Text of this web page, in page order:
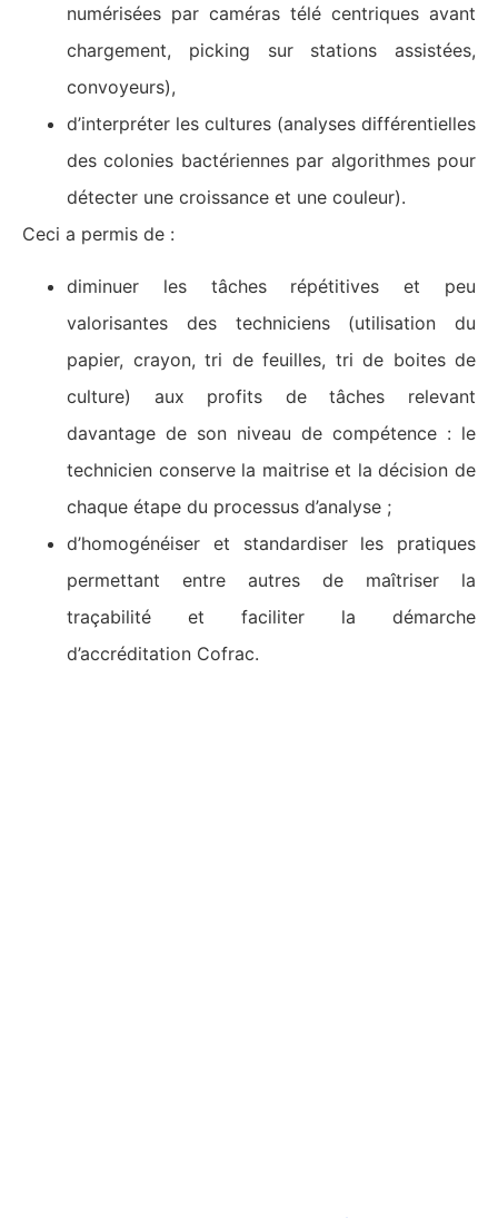
numérisées par caméras télé centriques avant
chargement, picking sur stations assistées,
convoyeurs),
d’interpréter les cultures (analyses différentielles
des colonies bactériennes par algorithmes pour
détecter une croissance et une couleur).
Ceci a permis de :
diminuer les tâches répétitives et peu
valorisantes des techniciens (utilisation du
papier, crayon, tri de feuilles, tri de boites de
culture) aux profits de tâches relevant
davantage de son niveau de compétence : le
technicien conserve la maitrise et la décision de
chaque étape du processus d’analyse ;
d’homogénéiser et standardiser les pratiques
permettant entre autres de maîtriser la
traçabilité et faciliter la démarche
d’accréditation Cofrac.